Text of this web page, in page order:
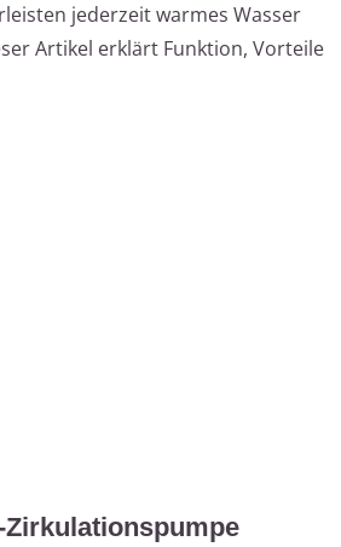
jederzeit warmes Wasser
Artikel erklärt Funktion, Vorteile